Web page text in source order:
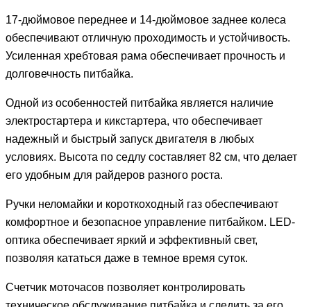
17-дюймовое переднее и 14-дюймовое заднее колеса
обеспечивают отличную проходимость и устойчивость.
Усиленная хребтовая рама обеспечивает прочность и
долговечность питбайка.
Одной из особенностей питбайка является наличие
электростартера и кикстартера, что обеспечивает
надежный и быстрый запуск двигателя в любых
условиях. Высота по седлу составляет 82 см, что делает
его удобным для райдеров разного роста.
Ручки неломайки и короткоходный газ обеспечивают
комфортное и безопасное управление питбайком. LЕD-
оптика обеспечивает яркий и эффективный свет,
позволяя кататься даже в темное время суток.
Счетчик моточасов позволяет контролировать